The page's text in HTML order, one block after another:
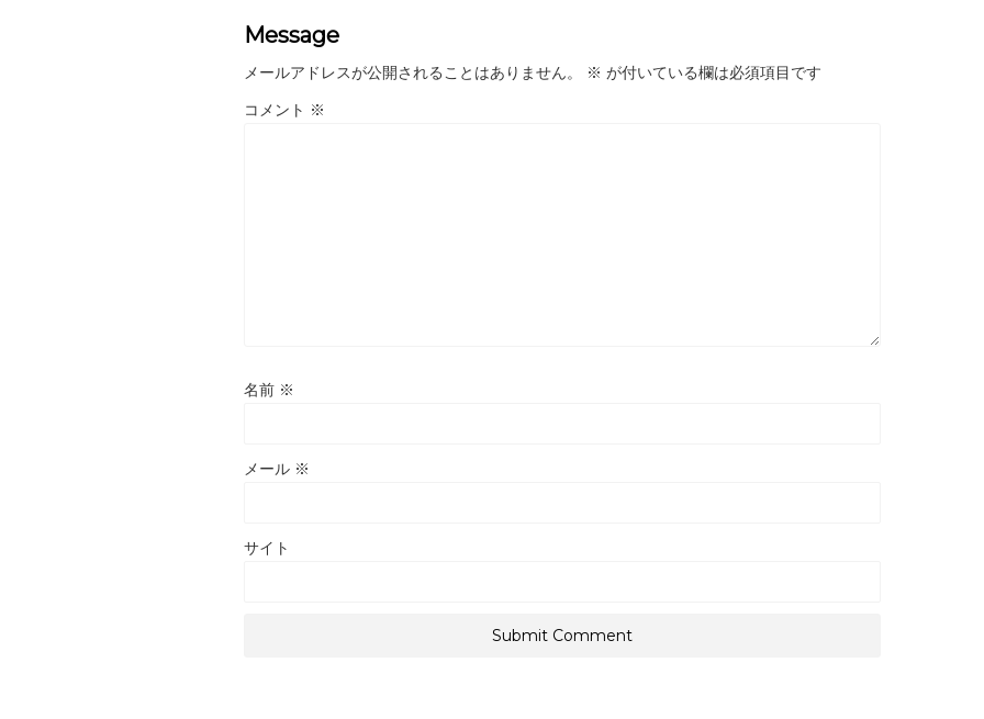
Message
メールアドレスが公開されることはありません。 ※ が付いている欄は必須項目です
コメント ※
名前 ※
メール ※
サイト